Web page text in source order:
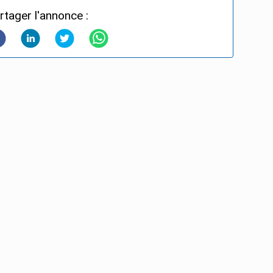
l'annonce :